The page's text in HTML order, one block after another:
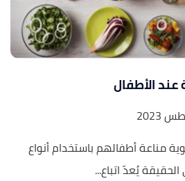
الأطفال
مناعة أطفالهم باستخدام أنواع
يُعدّ اتباع...